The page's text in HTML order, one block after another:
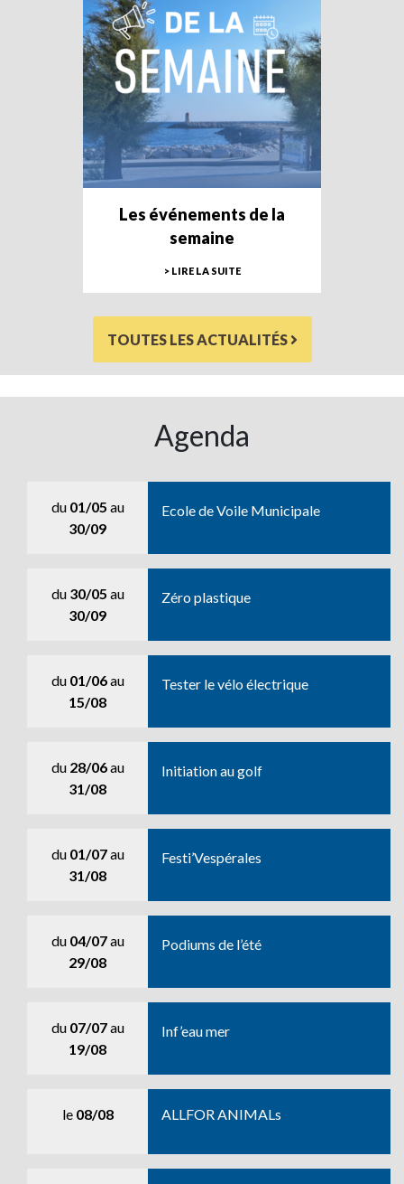
Les événements de la
semaine
> LIRE LA SUITE
TOUTES LES ACTUALITÉS
Agenda
du 01/05 au
30/09
Ecole de Voile Municipale
du 30/05 au
30/09
Zéro plastique
du 01/06au
15/08
Tester le vélo électrique
du 28/06au
31/08
Initiation au golf
du 01/07au
31/08
Festi’Vespérales
du 04/07au
29/08
Podiums de l’été
du 07/07au
19/08
Inf’eau mer
le 08/08 ALLFOR ANIMALs